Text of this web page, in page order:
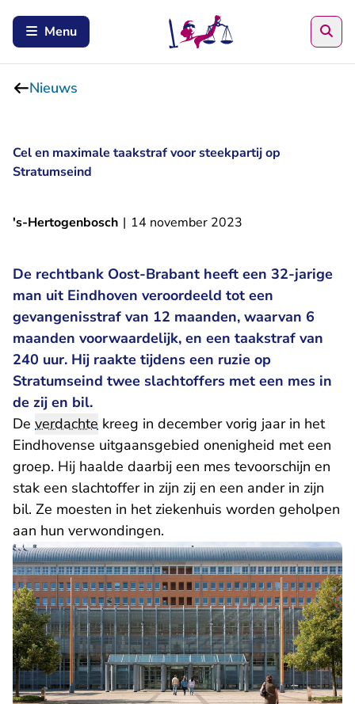
Menu
Nieuws
Cel en maximale taakstraf voor steekpartij op
Stratumseind
's-Hertogenbosch | 14 november 2023
De rechtbank Oost-Brabant heeft een 32-jarige
man uit Eindhoven veroordeeld tot een
gevangenisstraf van 12 maanden, waarvan 6
maanden voorwaardelijk, en een taakstraf van
240 uur. Hij raakte tijdens een ruzie op
Stratumseind twee slachtoffers met een mes in
de zij en bil.
De verdachte kreeg in december vorig jaar in het
Eindhovense uitgaansgebied onenigheid met een
groep. Hij haalde daarbij een mes tevoorschijn en
stak een slachtoffer in zijn zij en een ander in zijn
bil. Ze moesten in het ziekenhuis worden geholpen
aan hun verwondingen.